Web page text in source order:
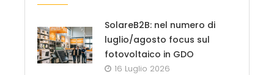
SolareB2B: nel numero di
luglio/agosto focus sul
fotovoltaico in GDO
16 Luglio 2026